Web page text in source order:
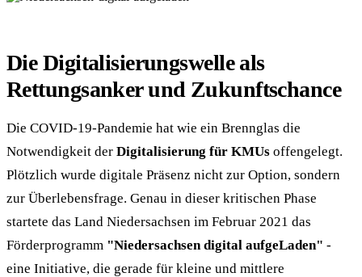
Die Digitalisierungswelle als
Rettungsanker und Zukunftschance
Die COVID-19-Pandemie hat wie ein Brennglas die
Notwendigkeit der Digitalisierung für KMUs offengelegt.
Plötzlich wurde digitale Präsenz nicht zur Option, sondern
zur Überlebensfrage. Genau in dieser kritischen Phase
startete das Land Niedersachsen im Februar 2021 das
Förderprogramm "Niedersachsen digital aufgeLaden" -
eine Initiative, die gerade für kleine und mittlere